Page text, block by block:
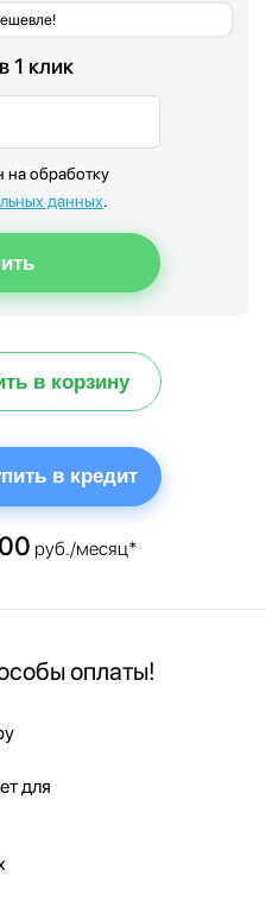
1 клик
на обработку
данных.
в корзину
в кредит
руб./месяц*
оплаты!
для